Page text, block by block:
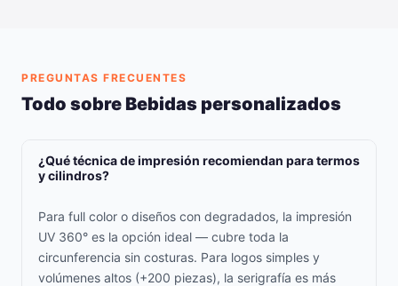
PREGUNTAS FRECUENTES
Todo sobre Bebidas personalizados
¿Qué técnica de impresión recomiendan para termos
y cilindros?
Para full color o diseños con degradados, la impresión
UV 360° es la opción ideal — cubre toda la
circunferencia sin costuras. Para logos simples y
volúmenes altos (+200 piezas), la serigrafía es más